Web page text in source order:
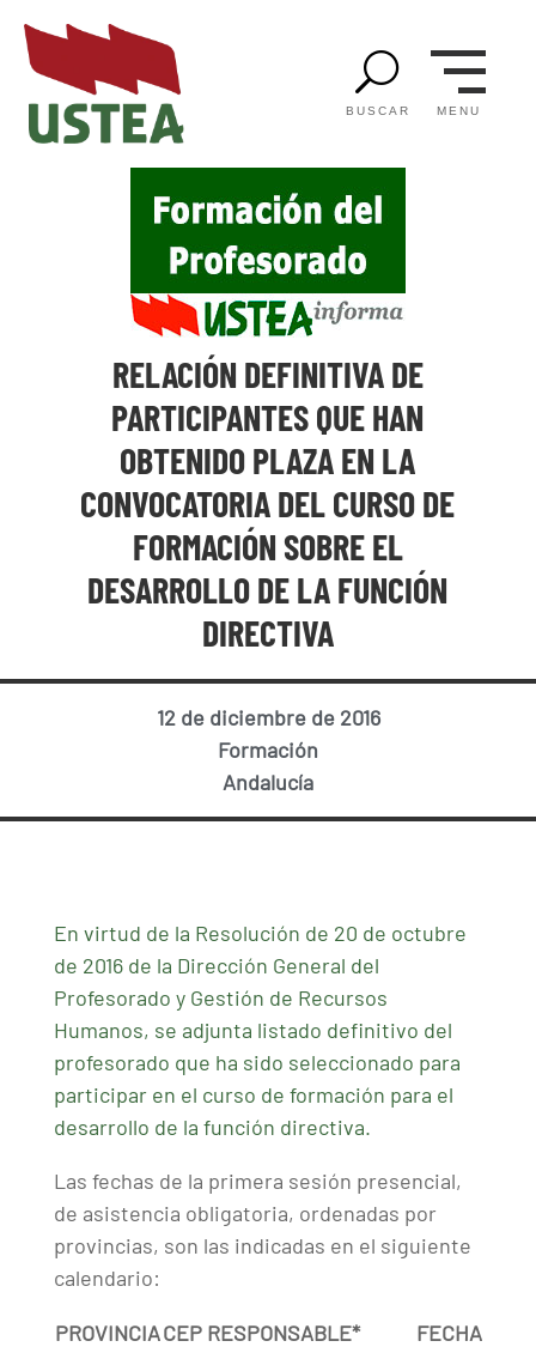
U
BUSCAR MENU
RELACIÓN DEFINITIVA DE
PARTICIPANTES QUE HAN
OBTENIDO PLAZA EN LA
CONVOCATORIA DEL CURSO DE
FORMACIÓN SOBRE EL
DESARROLLO DE LA FUNCIÓN
DIRECTIVA
12 de diciembre de 2016
Formación
Andalucía
En virtud de la Resolución de 20 de octubre
de 2016 de la Dirección General del
Profesorado y Gestión de Recursos
Humanos, se adjunta listado definitivo del
profesorado que ha sido seleccionado para
participar en el curso de formación para el
desarrollo de la función directiva.
Las fechas de la primera sesión presencial,
de asistencia obligatoria, ordenadas por
provincias, son las indicadas en el siguiente
calendario:
PROVINCIACEP RESPONSABLE*
FECHA